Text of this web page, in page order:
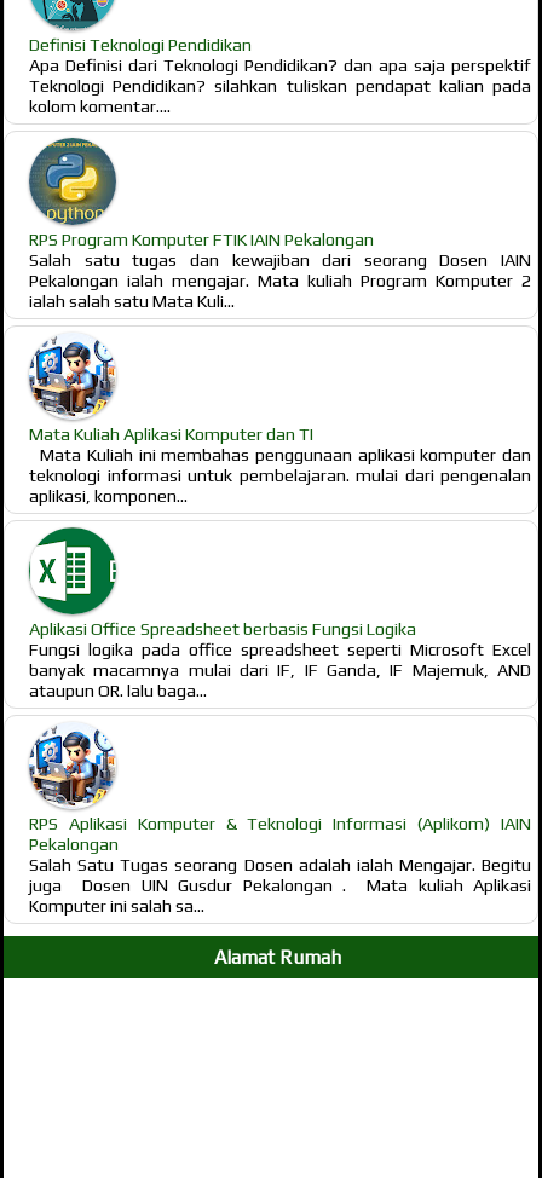
Definisi Teknologi Pendidikan
Apa Definisi dari Teknologi Pendidikan? dan apa saja perspektif
Teknologi Pendidikan? silahkan tuliskan pendapat kalian pada
kolom komentar....
RPS Program Komputer FTIK IAIN Pekalongan
Salah satu tugas dan kewajiban dari seorang Dosen IAIN
Pekalongan ialah mengajar. Mata kuliah Program Komputer 2
ialah salah satu Mata Kuli...
Mata Kuliah Aplikasi Komputer dan TI
Mata Kuliah ini membahas penggunaan aplikasi komputer dan
teknologi informasi untuk pembelajaran. mulai dari pengenalan
aplikasi, komponen...
Aplikasi Office Spreadsheet berbasis Fungsi Logika
Fungsi logika pada office spreadsheet seperti Microsoft Excel
banyak macamnya mulai dari IF, IF Ganda, IF Majemuk, AND
ataupun OR. lalu baga...
RPS Aplikasi Komputer & Teknologi Informasi (Aplikom) IAIN
Pekalongan
Salah Satu Tugas seorang Dosen adalah ialah Mengajar. Begitu
juga Dosen UIN Gusdur Pekalongan . Mata kuliah Aplikasi
Komputer ini salah sa...
Alamat Rumah